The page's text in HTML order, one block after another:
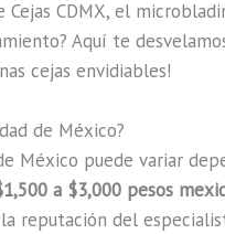
CDMX, el
Aquí te
cejas envidiables!
de México?
México puede variar
a $3,000 pesos
reputación del